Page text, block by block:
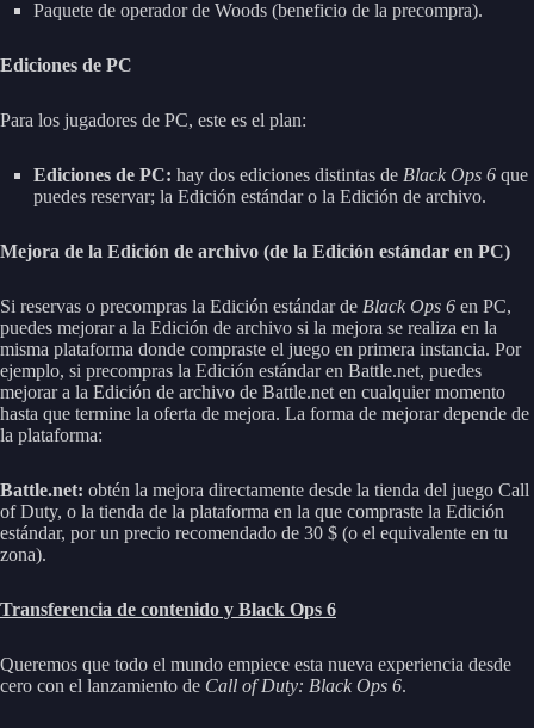
Paquete de operador de Woods (beneficio de la precompra).
Ediciones de PC
Para los jugadores de PC, este es el plan:
Ediciones de PC: hay dos ediciones distintas de Black Ops 6 que
puedes reservar; la Edición estándar o la Edición de archivo.
Mejora de la Edición de archivo (de la Edición estándar en PC)
Si reservas o precompras la Edición estándar de Black Ops 6 en PC,
puedes mejorar a la Edición de archivo si la mejora se realiza en la
misma plataforma donde compraste el juego en primera instancia. Por
ejemplo, si precompras la Edición estándar en Battle.net, puedes
mejorar a la Edición de archivo de Battle.net en cualquier momento
hasta que termine la oferta de mejora. La forma de mejorar depende de
la plataforma:
Battle.net: obtén la mejora directamente desde la tienda del juego Call
of Duty, o la tienda de la plataforma en la que compraste la Edición
estándar, por un precio recomendado de 30 $ (o el equivalente en tu
zona).
Transferencia de contenido y Black Ops 6
Queremos que todo el mundo empiece esta nueva experiencia desde
cero con el lanzamiento de Call of Duty: Black Ops 6.